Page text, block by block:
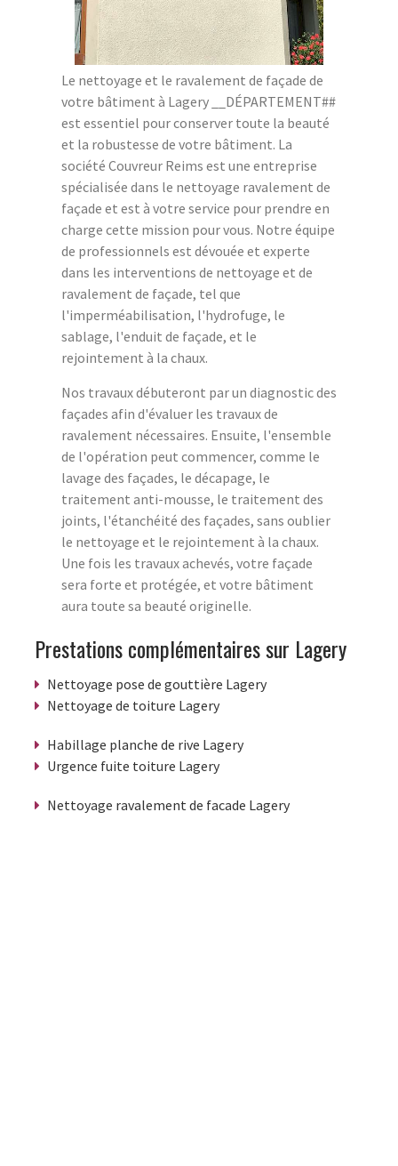
Le nettoyage et le ravalement de façade de
votre bâtiment à Lagery __DÉPARTEMENT##
est essentiel pour conserver toute la beauté
et la robustesse de votre bâtiment. La
société Couvreur Reims est une entreprise
spécialisée dans le nettoyage ravalement de
façade et est à votre service pour prendre en
charge cette mission pour vous. Notre équipe
de professionnels est dévouée et experte
dans les interventions de nettoyage et de
ravalement de façade, tel que
l'imperméabilisation, l'hydrofuge, le
sablage, l'enduit de façade, et le
rejointement à la chaux.
Nos travaux débuteront par un diagnostic des
façades afin d'évaluer les travaux de
ravalement nécessaires. Ensuite, l'ensemble
de l'opération peut commencer, comme le
lavage des façades, le décapage, le
traitement anti-mousse, le traitement des
joints, l'étanchéité des façades, sans oublier
le nettoyage et le rejointement à la chaux.
Une fois les travaux achevés, votre façade
sera forte et protégée, et votre bâtiment
aura toute sa beauté originelle.
Prestations complémentaires sur Lagery
Nettoyage pose de gouttière Lagery
Nettoyage de toiture Lagery
Habillage planche de rive Lagery
Urgence fuite toiture Lagery
Nettoyage ravalement de facade Lagery